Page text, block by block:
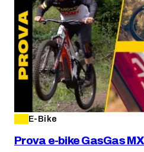
E-Bike
Prova e-bike GasGas